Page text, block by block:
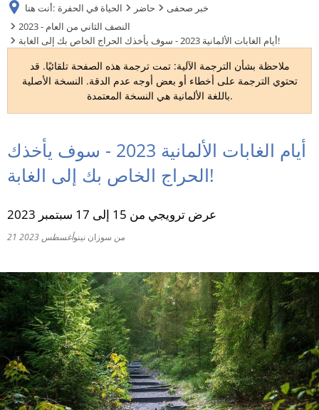
TR
RU
أنت هنا: الحياة في الحفرة حاضر
خبر صحفى
2023 - النصف الثاني من العام
أيام الغابات الألمانية 2023 - سوف يأخذك الحراج الخاص بك إلى الغابة!
ملاحظة بشأن الترجمة الآلية: تمت ترجمة هذه الصفحة تلقائيًا. قد
تحتوي الترجمة على أخطاء أو بعض أوجه عدم الدقة. النسخة الأصلية
باللغة الألمانية هي النسخة المعتمدة.
أيام الغابات الألمانية 2023 - سوف يأخذك
الحراج الخاص بك إلى الغابة!
عرض ترويجي من 15 إلى 17 سبتمبر 2023
21 أغسطس 2023 من سوزان نينو